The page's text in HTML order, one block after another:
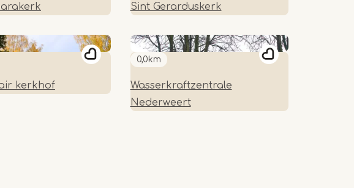
Sint Gerarduskerk
kerkhof
0,0km
Wasserkraftzentrale
Nederweert